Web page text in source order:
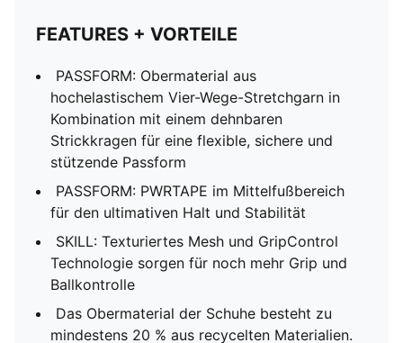
FEATURES + VORTEILE
PASSFORM: Obermaterial aus
hochelastischem Vier-Wege-Stretchgarn in
Kombination mit einem dehnbaren
Strickkragen für eine flexible, sichere und
stützende Passform
PASSFORM: PWRTAPE im Mittelfußbereich
für den ultimativen Halt und Stabilität
SKILL: Texturiertes Mesh und GripControl
Technologie sorgen für noch mehr Grip und
Ballkontrolle
Das Obermaterial der Schuhe besteht zu
mindestens 20 % aus recycelten Materialien.